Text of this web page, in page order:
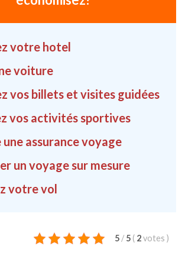
votre hotel
voiture
vos billets et visites guidées
vos activités sportives
une assurance voyage
un voyage sur mesure
votre vol
5 / 5 ( 2votes )